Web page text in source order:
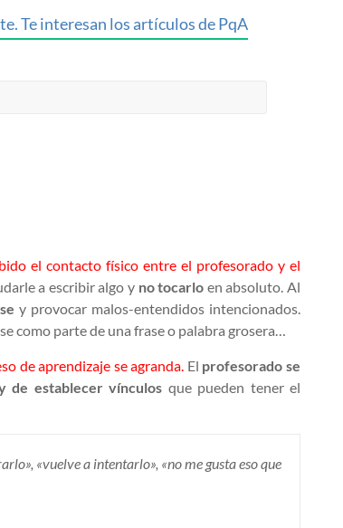
Te interesan los artículos de PqA
el contacto físico entre el profesorado y el
a escribir algo y no tocarlo en absoluto. Al
y provocar malos-entendidos intencionados.
como parte de una frase o palabra grosera…
de aprendizaje se agranda. El profesorado se
de establecer vínculos que pueden tener el
«vuelve a intentarlo», «no me gusta eso que